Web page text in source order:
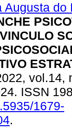
Augusta do
vol.14,
ISSN
1679-
.